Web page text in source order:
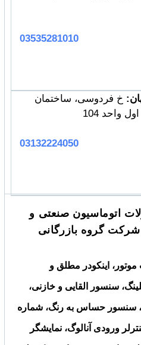
03535281010
خ فردوسی، ساختمان
03132224050
اتوماسیون صنعتی و
شرکت گروه بازرگانی
سنسور القایی و خازنی،
سنسور حساس به رنگ، شماره
کنترلر ورودی آنالوگ، نمایشگر